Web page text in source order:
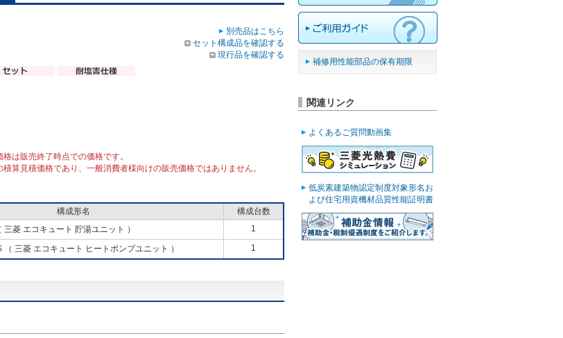
別売品はこちら
セット構成品を確認する
現行品を確認する
は販売終了時点での価格です。
算見積価格であり、一般消費者様向けの販売価格ではありません。
構成形名
構成台数
三菱 エコキュート 貯湯ユニット ） 1
（ 三菱 エコキュート ヒートポンプユニット ） 1
補修用性能部品の保有期限
関連リンク
よくあるご質問動画集
低炭素建築物認定制度対象形名お
よび住宅用資機材品質性能証明書